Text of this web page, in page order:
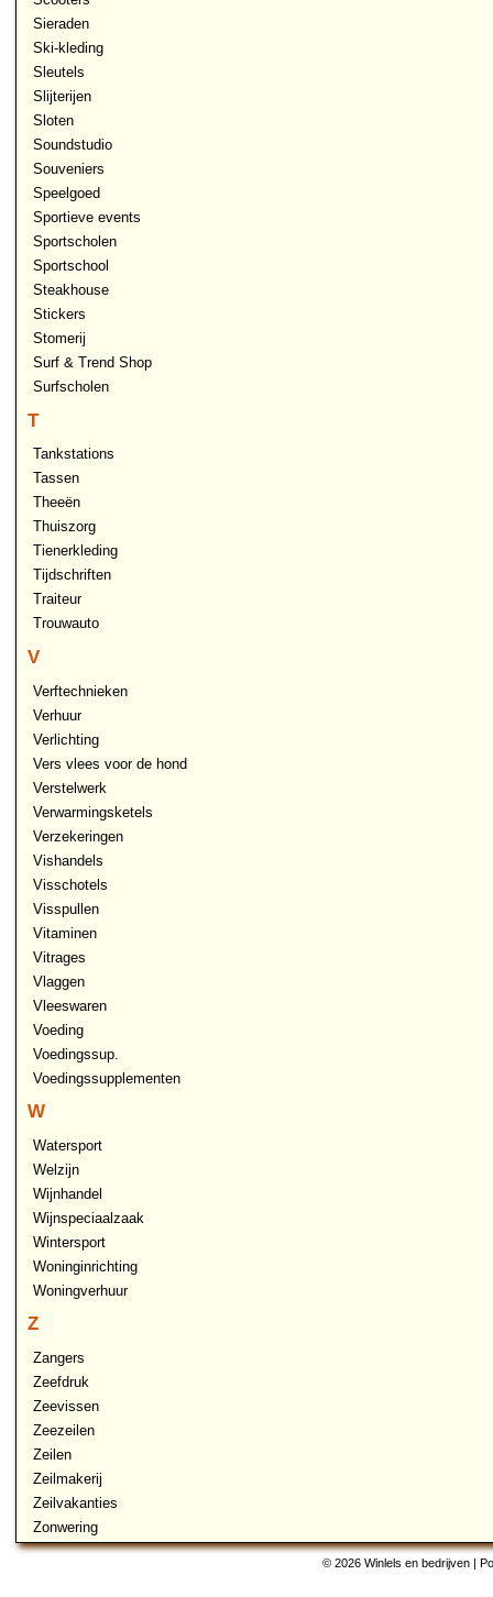
Sieraden
Ski-kleding
Sleutels
Slijterijen
Sloten
Soundstudio
Souveniers
Speelgoed
Sportieve events
Sportscholen
Sportschool
Steakhouse
Stickers
Stomerij
Surf & Trend Shop
Surfscholen
T
Tankstations
Tassen
Theeën
Thuiszorg
Tienerkleding
Tijdschriften
Traiteur
Trouwauto
V
Verftechnieken
Verhuur
Verlichting
Vers vlees voor de hond
Verstelwerk
Verwarmingsketels
Verzekeringen
Vishandels
Visschotels
Visspullen
Vitaminen
Vitrages
Vlaggen
Vleeswaren
Voeding
Voedingssup.
Voedingssupplementen
W
Watersport
Welzijn
Wijnhandel
Wijnspeciaalzaak
Wintersport
Woninginrichting
Woningverhuur
Z
Zangers
Zeefdruk
Zeevissen
Zeezeilen
Zeilen
Zeilmakerij
Zeilvakanties
Zonwering
© 2026 Winlels en bedrijven |